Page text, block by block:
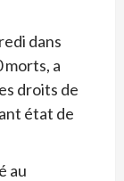
dans
morts, a
droits de
état de
au